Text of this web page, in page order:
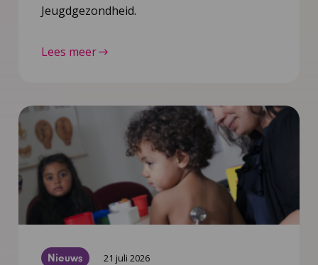
Jeugdgezondheid.
Lees meer
Nieuws 21 juli 2026